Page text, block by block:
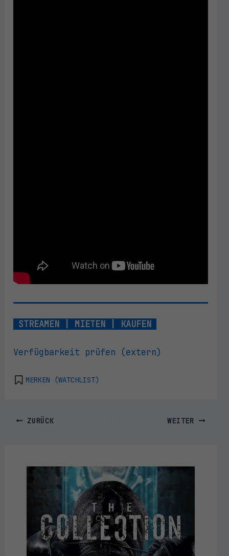
STREAMEN | MIETEN | KAUFEN
Verfügbarkeit prüfen (extern)
MERKEN (WATCHLIST)
ZURÜCK WEITER